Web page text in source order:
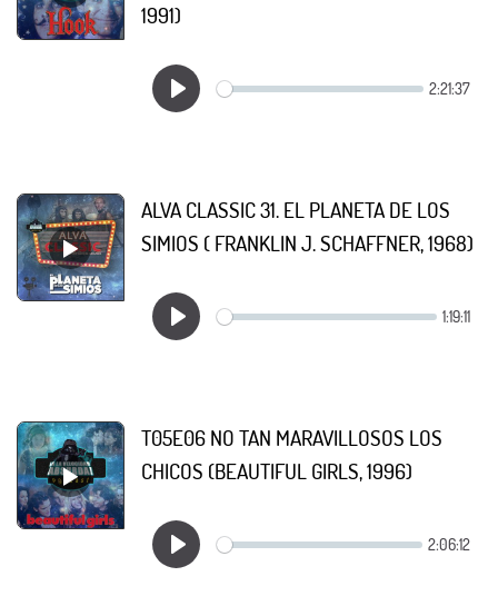
1991)
ALVA CLASSIC 31. EL PLANETA DE LOS
SIMIOS ( FRANKLIN J. SCHAFFNER, 1968)
T05E06 NO TAN MARAVILLOSOS LOS
CHICOS (BEAUTIFUL GIRLS, 1996)